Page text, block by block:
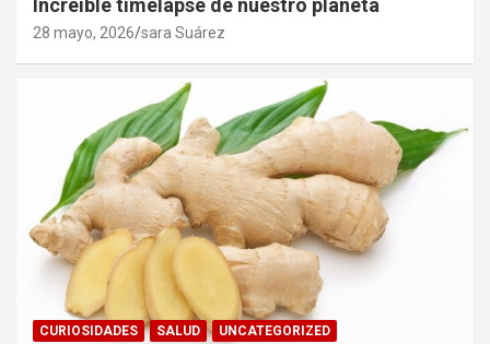
Increíble timelapse de nuestro planeta
28 mayo, 2026 sara Suárez
CURIOSIDADES SALUD UNCATEGORIZED